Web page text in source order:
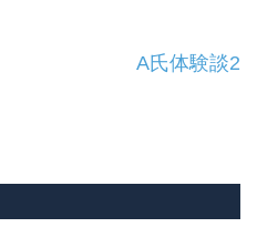
A氏体験談2